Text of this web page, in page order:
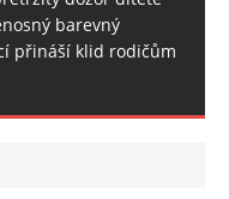
barevný
přináší klid rodičům